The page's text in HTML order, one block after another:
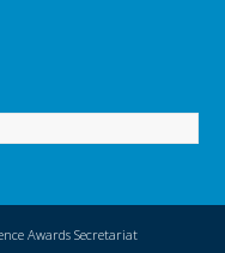
Awards Secretariat